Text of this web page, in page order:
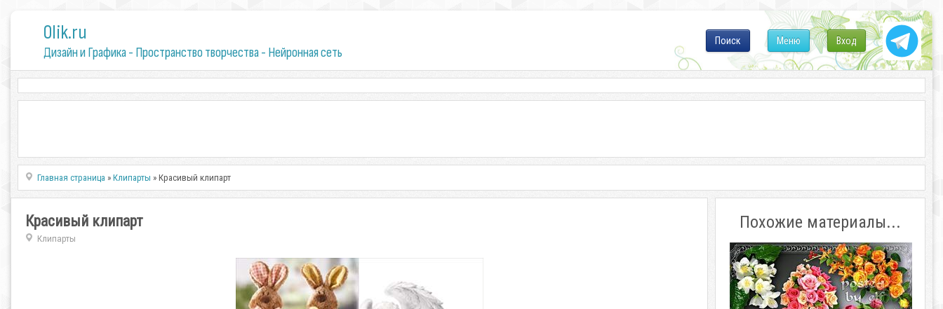
0lik.ru
Дизайн и Графика - Пространство творчества - Нейронная сеть
Вход
Меню
Поиск
Главная страница »Клипарты » Красивый клипарт
Красивый клипарт
Клипарты
Похожие материалы...